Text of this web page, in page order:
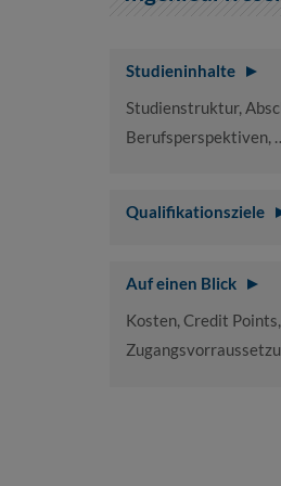
Studieninhalte
Studienstruktur,
Berufsperspektiven,
Qualifikationsziele
Auf einen Blick
Kosten, Credit Points,